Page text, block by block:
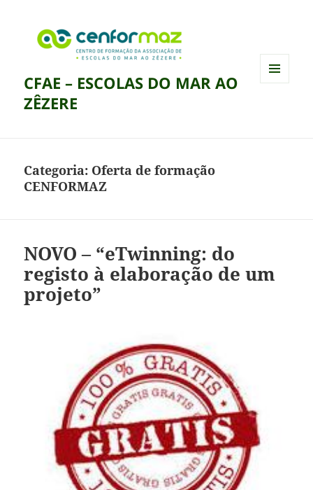
CFAE – ESCOLAS DO MAR AO
ZÊZERE
Categoria: Oferta de formação
CENFORMAZ
NOVO – “eTwinning: do
registo à elaboração de um
projeto”